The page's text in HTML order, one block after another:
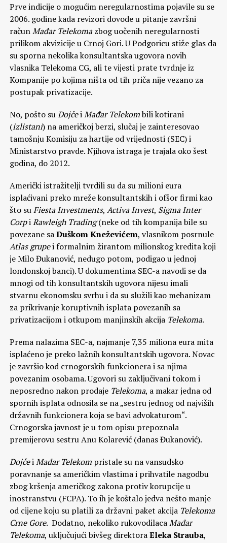
Prve indicije o mogućim neregularnostima pojavile su se
2006. godine kada revizori dovode u pitanje završni
računMađar Telekomazbog uočenih neregularnosti
prilikom akvizicije u Crnoj Gori. U Podgoricu stiže glas da
su sporna nekolika konsultantska ugovora novih
vlasnika Telekoma CG, ali te vijesti prate tvrdnje iz
Kompanije po kojima ništa od tih priča nije vezano za
postupak privatizacije.
No, pošto suDojčeiMađar Telekombili kotirani
(izlistani) na američkoj berzi, slučaj je zainteresovao
tamošnju Komisiju za hartije od vrijednosti (SEC) i
Ministarstvo pravde. Njihova istraga je trajala oko šest
godina, do 2012.
Američki istražitelji tvrdili su da su milioni eura
isplaćivani preko mreže konsultantskih i ofšor firmi kao
što suFiesta Investments, Activa Invest, Sigma Inter
CorpiRawleigh Trading(neke od tih kompanija bile su
povezane saDuškom Kneževićem, vlasnikom posrnule
Atlas grupei formalnim žirantom milionskog kredita koji
je Milo Đukanović, nedugo potom, podigao u jednoj
londonskoj banci). U dokumentima SEC-a navodi se da
mnogi od tih konsultantskih ugovora nijesu imali
stvarnu ekonomsku svrhu i da su služili kao mehanizam
za prikrivanje koruptivnih isplata povezanih sa
privatizacijom i otkupom manjinskih akcija Telekoma.
Prema nalazima SEC-a, najmanje 7,35 miliona eura mita
isplaćeno je preko lažnih konsultantskih ugovora. Novac
je završio kod crnogorskih funkcionera i sa njima
povezanim osobama. Ugovori su zaključivani tokom i
neposredno nakon prodaje Telekoma, a makar jedna od
spornih isplata odnosila se na „sestru jednog od najviših
državnih funkcionera koja se bavi advokaturom“.
Crnogorska javnost je u tom opisu prepoznala
premijerovu sestru Anu Kolarević (danas Đukanović).
DojčeiMađar Telekompristale su na vansudsko
poravnanje sa američkim vlastima i prihvatile nagodbu
zbog kršenja američkog zakona protiv korupcije u
inostranstvu (FCPA). To ih je koštalo jedva nešto manje
od cijene koju su platili za državni paket akcija Telekoma
Crne Gore. Dodatno, nekoliko rukovodilacaMađar
Telekoma, uključujući bivšeg direktoraEleka Strauba,